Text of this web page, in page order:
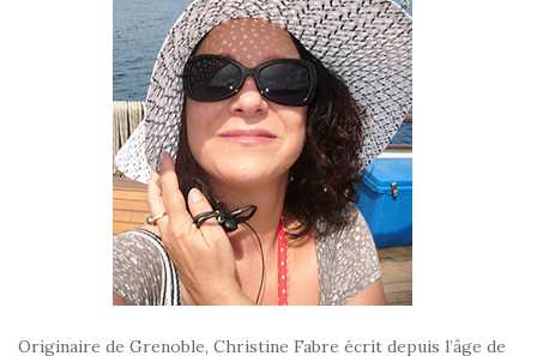
Originaire de Grenoble, Christine Fabre écrit depuis l’âge de